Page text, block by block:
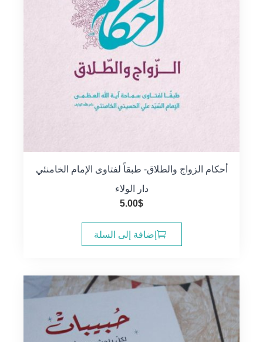
أحكام الزواج والطلاق- طبقاً لفتاوى الإمام الخامنئي
دار الولاء
5.00$
إضافة إلى السلة